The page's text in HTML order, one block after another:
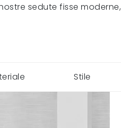
sedute fisse moderne,
Stile